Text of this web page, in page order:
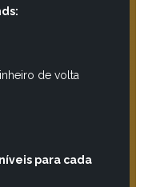
de volta
para cada